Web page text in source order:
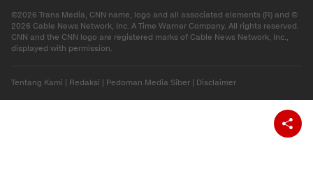
©2026 Trans Media, CNN name, logo and all associated elements (R) and ©
2026 Cable News Network, Inc. A Time Warner Company. All rights reserved.
CNN and the CNN logo are registered marks of Cable News Network, Inc.,
displayed with permission.
Tentang Kami Redaksi Pedoman Media Siber Disclaimer